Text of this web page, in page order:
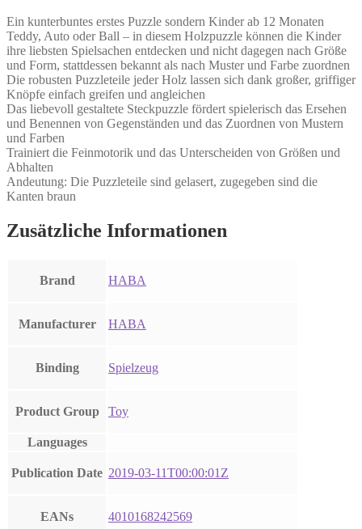
Ein kunterbuntes erstes Puzzle sondern Kinder ab 12 Monaten
Teddy, Auto oder Ball – in diesem Holzpuzzle können die Kinder
ihre liebsten Spielsachen entdecken und nicht dagegen nach Größe
und Form, stattdessen bekannt als nach Muster und Farbe zuordnen
Die robusten Puzzleteile jeder Holz lassen sich dank großer, griffiger
Knöpfe einfach greifen und angleichen
Das liebevoll gestaltete Steckpuzzle fördert spielerisch das Ersehen
und Benennen von Gegenständen und das Zuordnen von Mustern
und Farben
Trainiert die Feinmotorik und das Unterscheiden von Größen und
Abhalten
Andeutung: Die Puzzleteile sind gelasert, zugegeben sind die
Kanten braun
Zusätzliche Informationen
Brand HABA
Manufacturer HABA
Binding Spielzeug
Product Group Toy
Languages
Publication Date 2019-03-11T00:00:01Z
EANs 4010168242569